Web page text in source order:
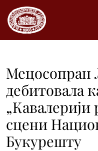
дебитовала
„Кавалерији
сцени
Букурешту